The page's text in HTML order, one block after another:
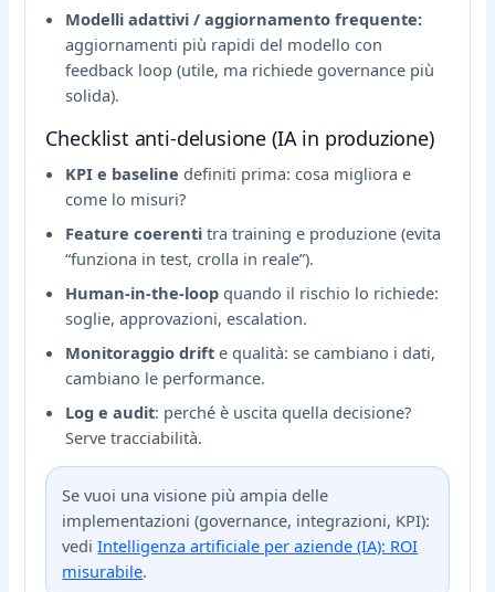
Modelli adattivi / aggiornamento frequente:
aggiornamenti più rapidi del modello con
feedback loop (utile, ma richiede governance più
solida).
Checklist anti-delusione (IA in produzione)
KPI e baseline definiti prima: cosa migliora e
come lo misuri?
Feature coerenti tra training e produzione (evita
“funziona in test, crolla in reale”).
Human-in-the-loop quando il rischio lo richiede:
soglie, approvazioni, escalation.
Monitoraggio drift e qualità: se cambiano i dati,
cambiano le performance.
Log e audit: perché è uscita quella decisione?
Serve tracciabilità.
Se vuoi una visione più ampia delle
implementazioni (governance, integrazioni, KPI):
vediIntelligenza artificiale per aziende (IA): ROI
misurabile.